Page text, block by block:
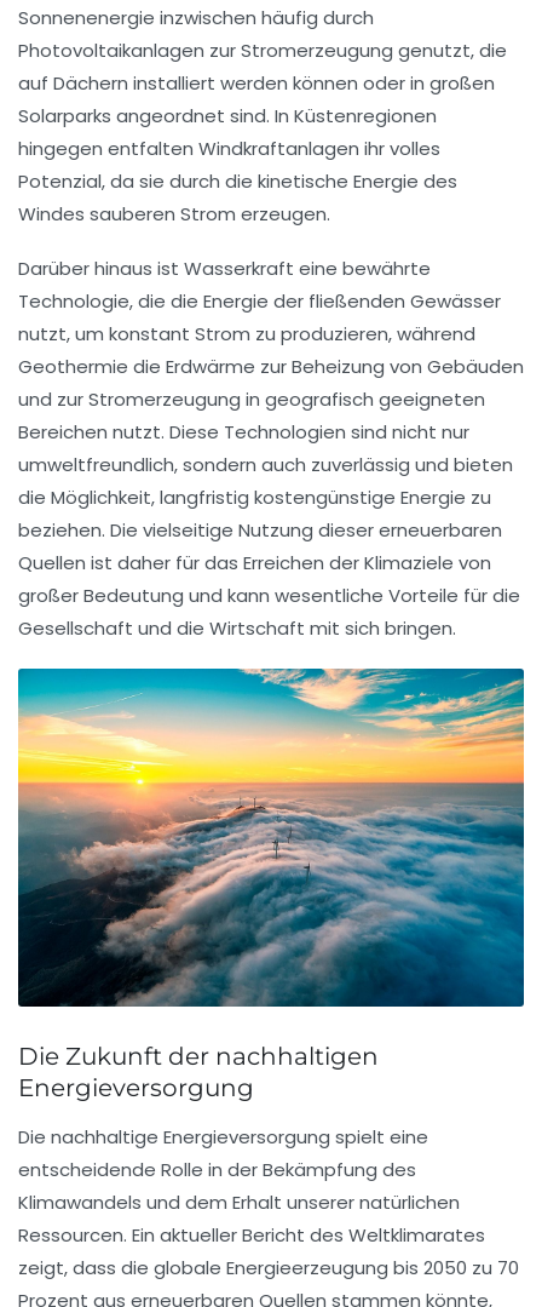
Sonnenenergie inzwischen häufig durch
Photovoltaikanlagen zur Stromerzeugung genutzt, die
auf Dächern installiert werden können oder in großen
Solarparks angeordnet sind. In Küstenregionen
hingegen entfalten Windkraftanlagen ihr volles
Potenzial, da sie durch die kinetische Energie des
Windes sauberen Strom erzeugen.
Darüber hinaus ist Wasserkraft eine bewährte
Technologie, die die Energie der fließenden Gewässer
nutzt, um konstant Strom zu produzieren, während
Geothermie die Erdwärme zur Beheizung von Gebäuden
und zur Stromerzeugung in geografisch geeigneten
Bereichen nutzt. Diese Technologien sind nicht nur
umweltfreundlich, sondern auch zuverlässig und bieten
die Möglichkeit, langfristig kostengünstige Energie zu
beziehen. Die vielseitige Nutzung dieser erneuerbaren
Quellen ist daher für das Erreichen derKlimaziele von
großer Bedeutung und kann wesentliche Vorteile für die
Gesellschaft und die Wirtschaft mit sich bringen.
Die Zukunft der nachhaltigen
Energieversorgung
Die nachhaltige Energieversorgung spielt eine
entscheidende Rolle in der Bekämpfung des
Klimawandels und dem Erhalt unserer natürlichen
Ressourcen. Ein aktueller Bericht des Weltklimarates
zeigt, dass die globale Energieerzeugung bis 2050 zu 70
Prozent aus erneuerbaren Quellen stammen könnte,